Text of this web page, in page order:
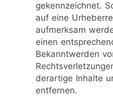
gekennzeichnet.
auf eine
aufmerksam
einen
Bekanntwerden
derartige Inhalte
entfernen.